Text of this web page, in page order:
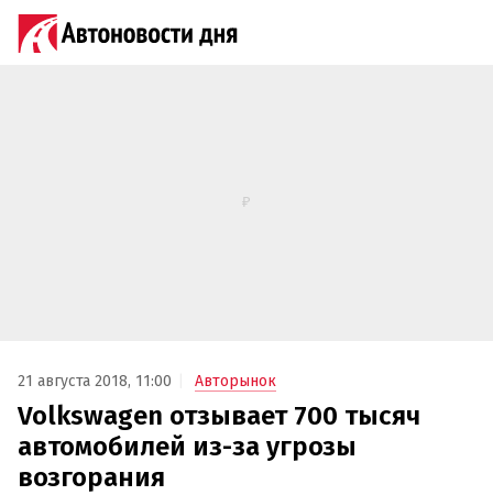
21 августа 2018, 11:00 Авторынок
Volkswagen отзывает 700 тысяч
автомобилей из-за угрозы
возгорания